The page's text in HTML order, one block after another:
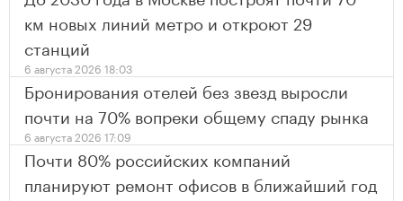
км новых линий метро и откроют 29
станций
6 августа 2026 18:03
Бронирования отелей без звезд выросли
почти на 70% вопреки общему спаду рынка
6 августа 2026 17:09
Почти 80% российских компаний
планируют ремонт офисов в ближайший год